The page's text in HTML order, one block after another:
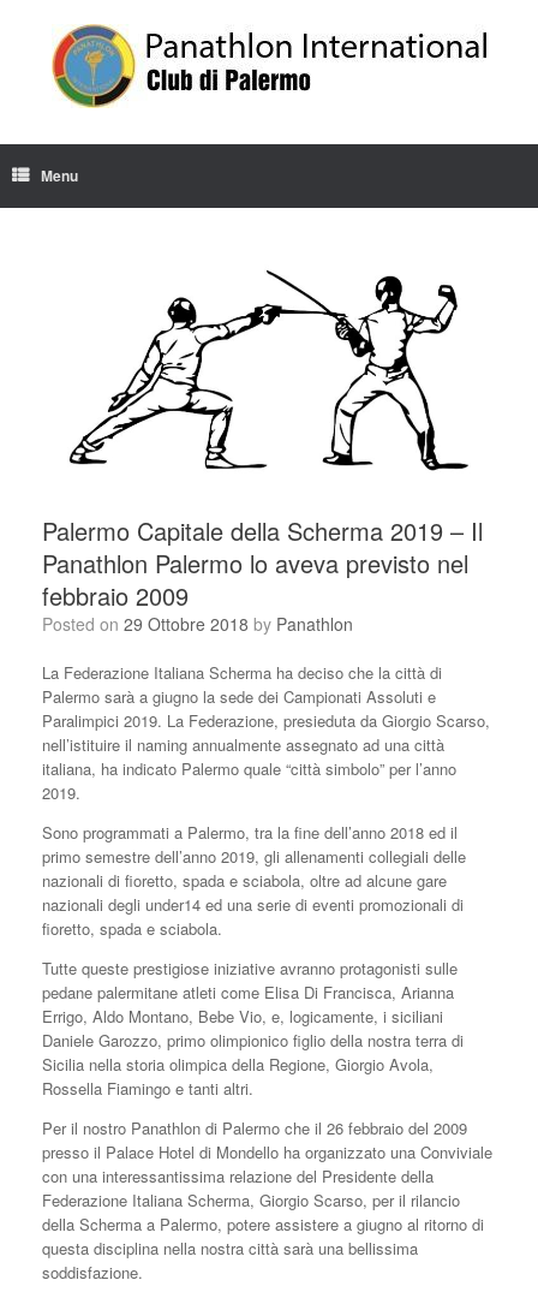
Menu
Palermo Capitale della Scherma 2019 – Il
Panathlon Palermo lo aveva previsto nel
febbraio 2009
Posted on 29 Ottobre 2018 by Panathlon
La Federazione Italiana Scherma ha deciso che la città di
Palermo sarà a giugno la sede dei Campionati Assoluti e
Paralimpici 2019. La Federazione, presieduta da Giorgio Scarso,
nell’istituire il naming annualmente assegnato ad una città
italiana, ha indicato Palermo quale “città simbolo” per l’anno
2019.
Sono programmati a Palermo, tra la fine dell’anno 2018 ed il
primo semestre dell’anno 2019, gli allenamenti collegiali delle
nazionali di fioretto, spada e sciabola, oltre ad alcune gare
nazionali degli under14 ed una serie di eventi promozionali di
fioretto, spada e sciabola.
Tutte queste prestigiose iniziative avranno protagonisti sulle
pedane palermitane atleti come Elisa Di Francisca, Arianna
Errigo, Aldo Montano, Bebe Vio, e, logicamente, i siciliani
Daniele Garozzo, primo olimpionico figlio della nostra terra di
Sicilia nella storia olimpica della Regione, Giorgio Avola,
Rossella Fiamingo e tanti altri.
Per il nostro Panathlon di Palermo che il 26 febbraio del 2009
presso il Palace Hotel di Mondello ha organizzato una Conviviale
con una interessantissima relazione del Presidente della
Federazione Italiana Scherma, Giorgio Scarso, per il rilancio
della Scherma a Palermo, potere assistere a giugno al ritorno di
questa disciplina nella nostra città sarà una bellissima
soddisfazione.